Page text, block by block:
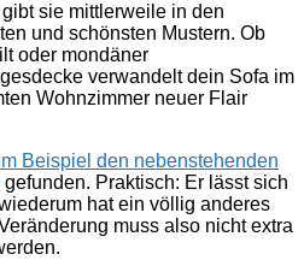
gibt sie mittlerweile in den
und schönsten Mustern. Ob
oder mondäner
verwandelt dein Sofa im
Wohnzimmer neuer Flair
Beispiel den nebenstehenden
gefunden. Praktisch: Er lässt sich
hat ein völlig anderes
muss also nicht extra